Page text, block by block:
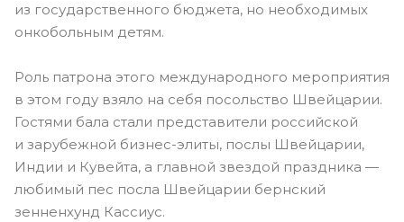
из государственного бюджета, но необходимых
онкобольным детям.
Роль патрона этого международного мероприятия
в этом году взяло на себя посольство Швейцарии.
Гостями бала стали представители российской
и зарубежной бизнес-элиты, послы Швейцарии,
Индии и Кувейта, а главной звездой праздника —
любимый пес посла Швейцарии бернский
зенненхунд Кассиус.